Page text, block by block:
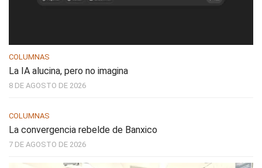
COLUMNAS
La IA alucina, pero no imagina
8 DE AGOSTO DE 2026
COLUMNAS
La convergencia rebelde de Banxico
7 DE AGOSTO DE 2026